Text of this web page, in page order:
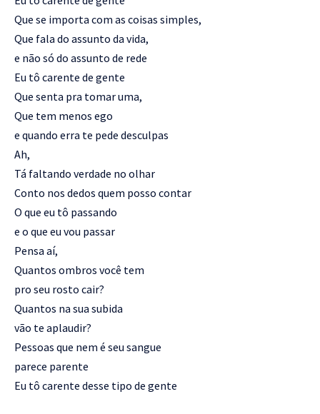
Que se importa com as coisas simples,
Que fala do assunto da vida,
e não só do assunto de rede
Eu tô carente de gente
Que senta pra tomar uma,
Que tem menos ego
e quando erra te pede desculpas
Ah,
Tá faltando verdade no olhar
Conto nos dedos quem posso contar
O que eu tô passando
e o que eu vou passar
Pensa aí,
Quantos ombros você tem
pro seu rosto cair?
Quantos na sua subida
vão te aplaudir?
Pessoas que nem é seu sangue
parece parente
Eu tô carente desse tipo de gente